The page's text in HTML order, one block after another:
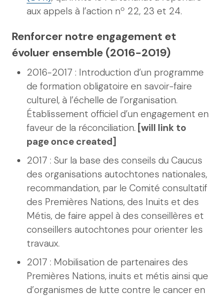
aux appels à l’action no 22, 23 et 24.
Renforcer notre engagement et
évoluer ensemble (2016-2019)
2016-2017 : Introduction d’un programme
de formation obligatoire en savoir-faire
culturel, à l’échelle de l’organisation.
Établissement officiel d’un engagement en
faveur de la réconciliation. [will link to
page once created]
2017 : Sur la base des conseils du Caucus
des organisations autochtones nationales,
recommandation, par le Comité consultatif
des Premières Nations, des Inuits et des
Métis, de faire appel à des conseillères et
conseillers autochtones pour orienter les
travaux.
2017 : Mobilisation de partenaires des
Premières Nations, inuits et métis ainsi que
d’organismes de lutte contre le cancer en